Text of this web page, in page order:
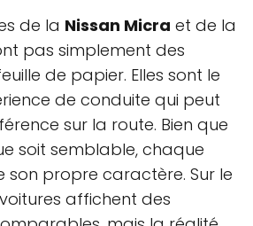
de la Nissan Micra et de la
pas simplement des
de papier. Elles sont le
de conduite qui peut
sur la route. Bien que
soit semblable, chaque
son propre caractère. Sur le
affichent des